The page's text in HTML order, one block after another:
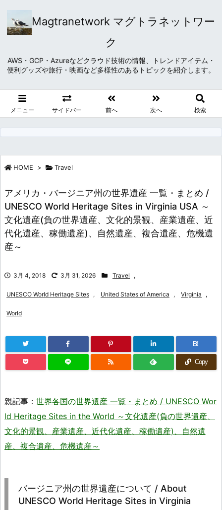
Magtranetwork マグトラネットワー
ク
AWS・GCP・Azureなどクラウド技術の情報、トレンドアイテム・
便利グッズや旅行・映画など多様性のあるトピックを紹介します。
メニュー サイドバー 前へ 次へ 検索
HOME > Travel
アメリカ・バージニア州の世界遺産 一覧・まとめ /
UNESCO World Heritage Sites in Virginia USA ～
文化遺産(負の世界遺産、文化的景観、産業遺産、近
代化遺産、稼働遺産)、自然遺産、複合遺産、危機遺
産～
3月 4, 2018 3月 31, 2026 Travel ,
UNESCO World Heritage Sites , United States of America , Virginia ,
World
B!
Copy
親記事： 世界各国の世界遺産 一覧・まとめ / UNESCO Wor
ld Heritage Sites in the World ～文化遺産(負の世界遺産、
文化的景観、産業遺産、近代化遺産、稼働遺産)、自然遺
産、複合遺産、危機遺産～
バージニア州の世界遺産について / About
UNESCO World Heritage Sites in Virginia